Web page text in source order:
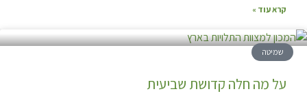
קרא עוד »
שמיטה
על מה חלה קדושת שביעית